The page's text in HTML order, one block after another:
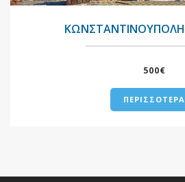
ΚΩΝΣΤΑΝΤΙΝΟΥΠΟΛΗ
500€
ΠΕΡΙΣΣΟΤΕΡΑ